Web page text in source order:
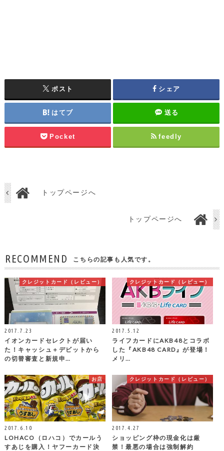
ポスト シェア
はてブ 送る
Pocket feedly
トップページへ
トップページへ
RECOMMEND こちらの記事も人気です。
クレジットカード（レビュー）
2017.7.23
イオンカードセレクトが届い
た！キャッシュ＋デビットから
の切替審査と新規申…
クレジットカード（レビュー）
2017.5.12
ライフカードにAKB48とコラボ
した『AKB48 CARD』が登場！
メリ…
お店
2017.6.10
LOHACO（ロハコ）でカールう
すあじを購入！ヤフーカード決
クレジットカード（レビュー）
2017.4.27
ショッピング枠の現金化は厳
禁！最悪の場合は強制解約